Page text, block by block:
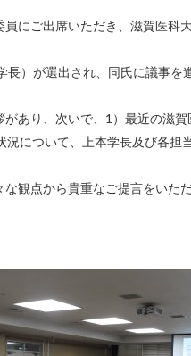
にご出席いただき、滋賀医科
）が選出され、同氏に議事を
あり、次いで、1）最近の滋
について、上本学長及び各担
観点から貴重なご提言をいた